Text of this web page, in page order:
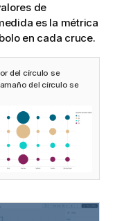
de
es la métrica
en cada cruce.
del círculo se
del círculo se